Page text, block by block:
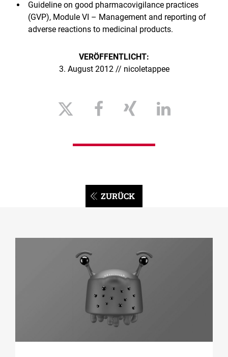
Guideline on good pharmacovigilance practices
(GVP), Module VI – Management and reporting of
adverse reactions to medicinal products.
VERÖFFENTLICHT:
3. August 2012 // nicoletappee
ZURÜCK